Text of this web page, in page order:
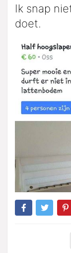
Ik snap
doet.